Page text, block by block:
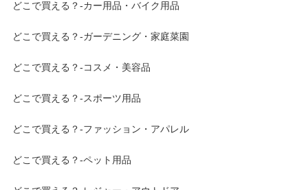
どこで買える？-カー用品・バイク用品
どこで買える？-ガーデニング・家庭菜園
どこで買える？-コスメ・美容品
どこで買える？-スポーツ用品
どこで買える？-ファッション・アパレル
どこで買える？-ペット用品